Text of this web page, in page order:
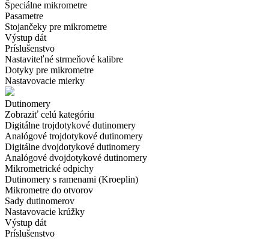
Špeciálne mikrometre
Pasametre
Stojančeky pre mikrometre
Výstup dát
Príslušenstvo
Nastaviteľné strmeňové kalibre
Dotyky pre mikrometre
Nastavovacie mierky
Dutinomery
Zobraziť celú kategóriu
Digitálne trojdotykové dutinomery
Analógové trojdotykové dutinomery
Digitálne dvojdotykové dutinomery
Analógové dvojdotykové dutinomery
Mikrometrické odpichy
Dutinomery s ramenami (Kroeplin)
Mikrometre do otvorov
Sady dutinomerov
Nastavovacie krúžky
Výstup dát
Príslušenstvo